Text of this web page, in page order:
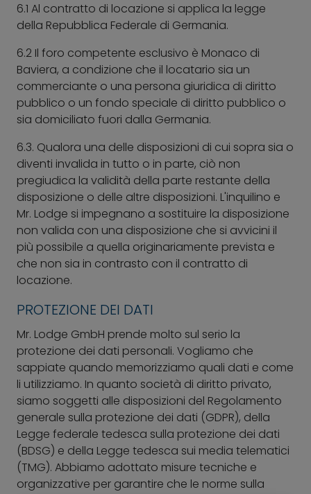
6.1 Al contratto di locazione si applica la legge
della Repubblica Federale di Germania.
6.2 Il foro competente esclusivo è Monaco di
Baviera, a condizione che il locatario sia un
commerciante o una persona giuridica di diritto
pubblico o un fondo speciale di diritto pubblico o
sia domiciliato fuori dalla Germania.
6.3. Qualora una delle disposizioni di cui sopra sia o
diventi invalida in tutto o in parte, ciò non
pregiudica la validità della parte restante della
disposizione o delle altre disposizioni. L'inquilino e
Mr. Lodge si impegnano a sostituire la disposizione
non valida con una disposizione che si avvicini il
più possibile a quella originariamente prevista e
che non sia in contrasto con il contratto di
locazione.
PROTEZIONE DEI DATI
Mr. Lodge GmbH prende molto sul serio la
protezione dei dati personali. Vogliamo che
sappiate quando memorizziamo quali dati e come
li utilizziamo. In quanto società di diritto privato,
siamo soggetti alle disposizioni del Regolamento
generale sulla protezione dei dati (GDPR), della
Legge federale tedesca sulla protezione dei dati
(BDSG) e della Legge tedesca sui media telematici
(TMG). Abbiamo adottato misure tecniche e
organizzative per garantire che le norme sulla